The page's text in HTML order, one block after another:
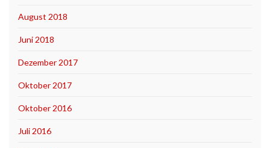
August 2018
Juni 2018
Dezember 2017
Oktober 2017
Oktober 2016
Juli 2016